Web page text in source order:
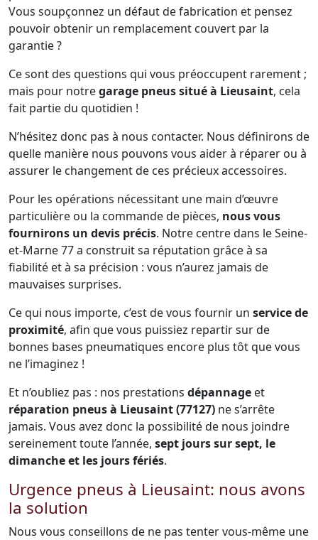
Vous soupçonnez un défaut de fabrication et pensez
pouvoir obtenir un remplacement couvert par la
garantie ?
Ce sont des questions qui vous préoccupent rarement ;
mais pour notregarage pneus situé à Lieusaint, cela
fait partie du quotidien !
N’hésitez donc pas à nous contacter. Nous définirons de
quelle manière nous pouvons vous aider à réparer ou à
assurer le changement de ces précieux accessoires.
Pour les opérations nécessitant une main d’œuvre
particulière ou la commande de pièces, nous vous
fournirons un devis précis. Notre centre dans le Seine-
et-Marne 77 a construit sa réputation grâce à sa
fiabilité et à sa précision : vous n’aurez jamais de
mauvaises surprises.
Ce qui nous importe, c’est de vous fournir un service de
proximité, afin que vous puissiez repartir sur de
bonnes bases pneumatiques encore plus tôt que vous
ne l’imaginez !
Et n’oubliez pas : nos prestations dépannage et
réparation pneus à Lieusaint (77127) ne s’arrête
jamais. Vous avez donc la possibilité de nous joindre
sereinement toute l’année, sept jours sur sept, le
dimanche et les jours fériés.
Urgence pneus à Lieusaint: nous avons
la solution
Nous vous conseillons de ne pas tenter vous-même une